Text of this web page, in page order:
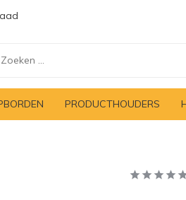
PRODUCTHOUDERS